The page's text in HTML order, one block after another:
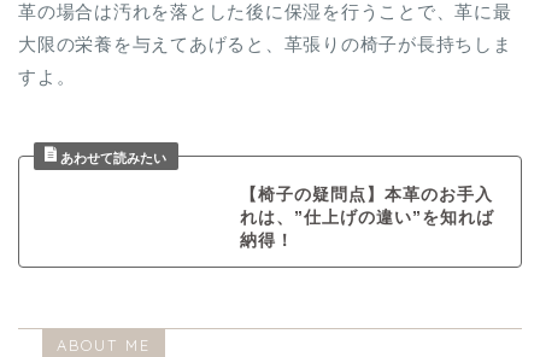
革の場合は汚れを落とした後に保湿を行うことで、革に最
大限の栄養を与えてあげると、革張りの椅子が長持ちしま
すよ。
【椅子の疑問点】本革のお手入
れは、”仕上げの違い”を知れば
納得！
ABOUT ME